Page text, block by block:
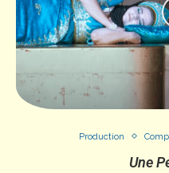
Production
Une